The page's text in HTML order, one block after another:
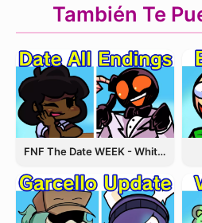
También Te
FNF The Date WEEK - Whitty and Carol